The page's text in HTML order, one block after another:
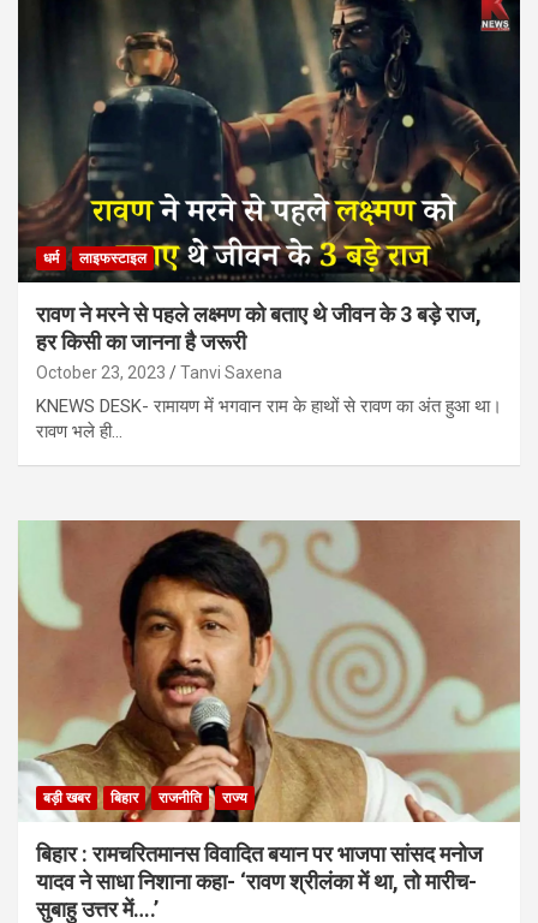
धर्म लाइफस्टाइल
रावण ने मरने से पहले लक्ष्मण को बताए थे जीवन के 3 बड़े राज,
हर किसी का जानना है जरूरी
October 23, 2023 Tanvi Saxena
KNEWS DESK- रामायण में भगवान राम के हाथों से रावण का अंत हुआ था।
रावण भले ही…
बड़ी खबर बिहार राजनीति राज्य
बिहार : रामचरितमानस विवादित बयान पर भाजपा सांसद मनोज
यादव ने साधा निशाना कहा- ‘रावण श्रीलंका में था, तो मारीच-
सुबाहु उत्तर में….’